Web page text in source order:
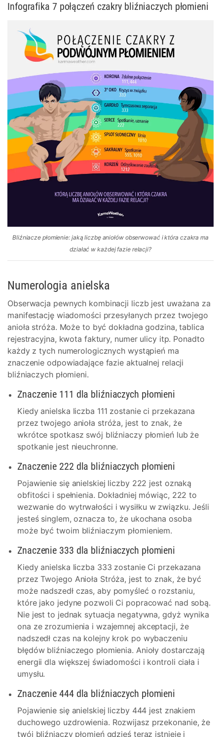
Infografika 7 połączeń czakry bliźniaczych płomieni
Bliźniacze płomienie: jaką liczbę aniołów obserwować i która czakra ma
działać w każdej fazie relacji?
Numerologia anielska
Obserwacja pewnych kombinacji liczb jest uważana za
manifestację wiadomości przesyłanych przez twojego
anioła stróża. Może to być dokładna godzina, tablica
rejestracyjna, kwota faktury, numer ulicy itp. Ponadto
każdy z tych numerologicznych wystąpień ma
znaczenie odpowiadające fazie aktualnej relacji
bliźniaczych płomieni.
Znaczenie 111 dla bliźniaczych płomieni
Kiedy anielska liczba 111 zostanie ci przekazana
przez twojego anioła stróża, jest to znak, że
wkrótce spotkasz swój bliźniaczy płomień lub że
spotkanie jest nieuchronne.
Znaczenie 222 dla bliźniaczych płomieni
Pojawienie się anielskiej liczby 222 jest oznaką
obfitości i spełnienia. Dokładniej mówiąc, 222 to
wezwanie do wytrwałości i wysiłku w związku. Jeśli
jesteś singlem, oznacza to, że ukochana osoba
może być twoim bliźniaczym płomieniem.
Znaczenie 333 dla bliźniaczych płomieni
Kiedy anielska liczba 333 zostanie Ci przekazana
przez Twojego Anioła Stróża, jest to znak, że być
może nadszedł czas, aby pomyśleć o rozstaniu,
które jako jedyne pozwoli Ci popracować nad sobą.
Nie jest to jednak sytuacja negatywna, gdyż wynika
ona ze zrozumienia i wzajemnej akceptacji, że
nadszedł czas na kolejny krok po wybaczeniu
błędów bliźniaczego płomienia. Anioły dostarczają
energii dla większej świadomości i kontroli ciała i
umysłu.
Znaczenie 444 dla bliźniaczych płomieni
Pojawienie się anielskiej liczby 444 jest znakiem
duchowego uzdrowienia. Rozwijasz przekonanie, że
twój bliźniaczy płomień gdzieś teraz istnieje i